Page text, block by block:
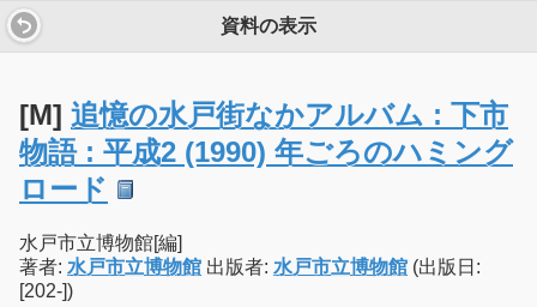
資料の表示
[M] 追憶の水戸街なかアルバム : 下市
物語 : 平成2 (1990) 年ごろのハミング
ロード
水戸市立博物館[編]
著者: 水戸市立博物館 出版者: 水戸市立博物館 (出版日:
[202-])